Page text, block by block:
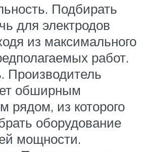
Подбирать
для электродов
из максимального
работ.
Производитель
обширным
рядом, из которого
оборудование
мощности.